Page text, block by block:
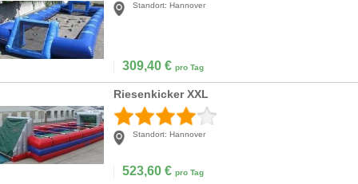
Standort: Hannover
309,40 € pro Tag
Riesenkicker XXL
Standort: Hannover
523,60 € pro Tag